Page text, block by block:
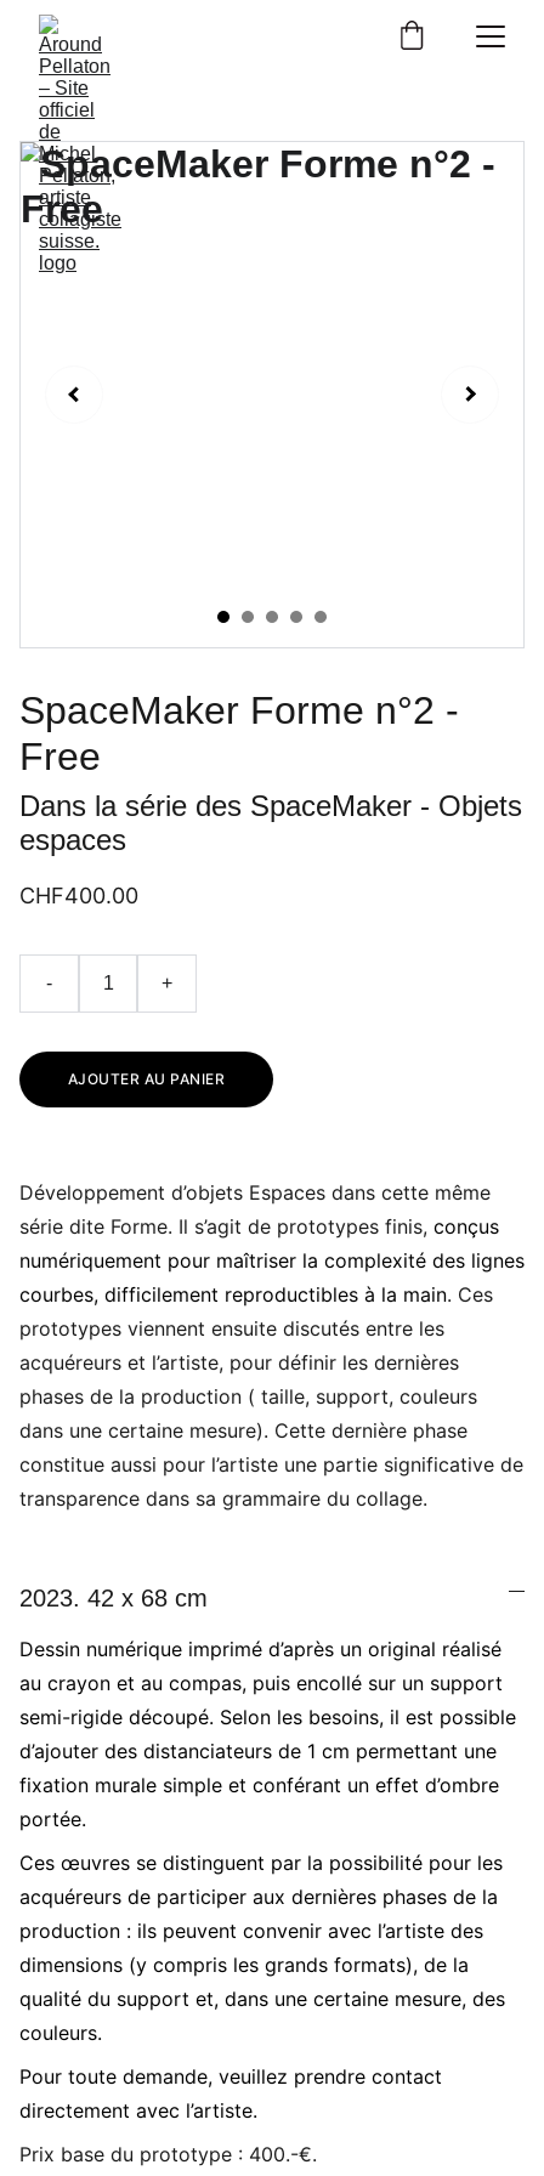
SpaceMaker Forme n°2 -
Free
Dans la série des SpaceMaker - Objets
espaces
CHF400.00
- +
AJOUTER AU PANIER
Développement d’objets Espaces dans cette même
série dite Forme. Il s’agit de prototypes finis, conçus
numériquement pour maîtriser la complexité des lignes
courbes, difficilement reproductibles à la main. Ces
prototypes viennent ensuite discutés entre les
acquéreurs et l’artiste, pour définir les dernières
phases de la production ( taille, support, couleurs
dans une certaine mesure). Cette dernière phase
constitue aussi pour l’artiste une partie significative de
transparence dans sa grammaire du collage.
2023. 42 x 68 cm
Dessin numérique imprimé d’après un original réalisé
au crayon et au compas, puis encollé sur un support
semi-rigide découpé. Selon les besoins, il est possible
d’ajouter des distanciateurs de 1 cm permettant une
fixation murale simple et conférant un effet d’ombre
portée.
Ces œuvres se distinguent par la possibilité pour les
acquéreurs de participer aux dernières phases de la
production : ils peuvent convenir avec l’artiste des
dimensions (y compris les grands formats), de la
qualité du support et, dans une certaine mesure, des
couleurs.
Pour toute demande, veuillez prendre contact
directement avec l’artiste.
Prix base du prototype : 400.-€.